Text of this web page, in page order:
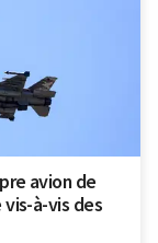
avion de
à-vis des